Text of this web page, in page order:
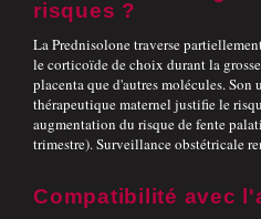
risques ?
La Prednisolone traverse
le corticoïde de choix durant la
placenta que d'autres molécules. Son
thérapeutique maternel justifie le
augmentation du risque de fente
trimestre). Surveillance obstétricale
Compatibilité avec